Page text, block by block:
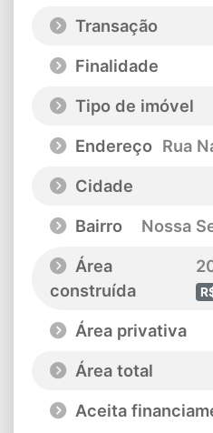
Transação
Finalidade
Tipo de imóvel
Endereço Rua
Cidade
Bairro
Nossa
Área
construída
Área privativa
Área total
Aceita